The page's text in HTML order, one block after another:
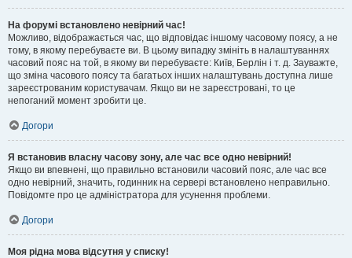
На форумі встановлено невірний час!
Можливо, відображається час, що відповідає іншому часовому поясу, а не
тому, в якому перебуваєте ви. В цьому випадку змініть в налаштуваннях
часовий пояс на той, в якому ви перебуваєте: Київ, Берлін і т. д. Зауважте,
що зміна часового поясу та багатьох інших налаштувань доступна лише
зареєстрованим користувачам. Якщо ви не зареєстровані, то це
непоганий момент зробити це.
Догори
Я встановив власну часову зону, але час все одно невірний!
Якщо ви впевнені, що правильно встановили часовий пояс, але час все
одно невірний, значить, годинник на сервері встановлено неправильно.
Повідомте про це адміністратора для усунення проблеми.
Догори
Моя рідна мова відсутня у списку!